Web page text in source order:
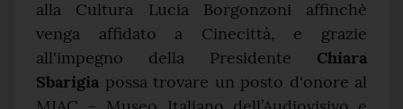
alla Cultura Lucia Borgonzoni affinchè
venga affidato a Cinecittà, e grazie
all'impegno della Presidente Chiara
Sbarigia possa trovare un posto d'onore al